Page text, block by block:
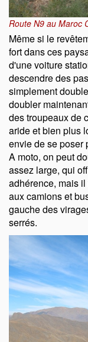
Route N9 au Maroc
Même si le
fort dans ces
d'une voiture
descendre des
simplement
doubler
des troupeaux de
aride et bien plus
envie de se poser
A moto, on peut
assez large, qui
adhérence, mais
aux camions et
gauche des
serrés.